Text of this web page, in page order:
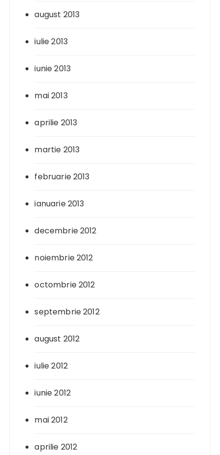
august 2013
iulie 2013
iunie 2013
mai 2013
aprilie 2013
martie 2013
februarie 2013
ianuarie 2013
decembrie 2012
noiembrie 2012
octombrie 2012
septembrie 2012
august 2012
iulie 2012
iunie 2012
mai 2012
aprilie 2012